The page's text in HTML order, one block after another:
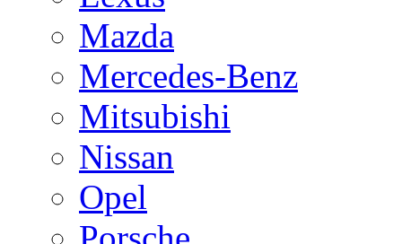
Mazda
Mercedes-Benz
Mitsubishi
Nissan
Opel